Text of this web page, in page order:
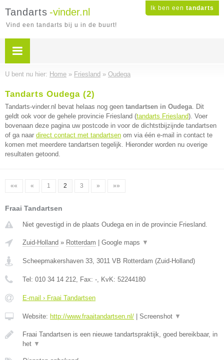
Ik ben een tandarts
Tandarts -vinder.nl
Vind een tandarts bij u in de buurt!
U bent nu hier: Home » Friesland » Oudega
Tandarts Oudega (2)
Tandarts-vinder.nl bevat helaas nog geen tandartsen in Oudega. Dit
geldt ook voor de gehele provincie Friesland (tandarts Friesland). Voer
bovenaan deze pagina uw postcode in voor de dichtstbijzijnde tandartsen
of ga naar direct contact met tandartsen om via één e-mail in contact te
komen met meerdere tandartsen tegelijk. Hieronder worden nu overige
resultaten getoond.
«« « 1 2 3 » »»
Fraai Tandartsen
Niet gevestigd in de plaats Oudega en in de provincie Friesland.
Zuid-Holland » Rotterdam Google maps ▼
Scheepmakershaven 33, 3011 VB Rotterdam (Zuid-Holland)
Tel: 010 34 14 212, Fax: -, KvK: 52244180
E-mail › Fraai Tandartsen
Website: http://www.fraaitandartsen.nl/ Screenshot ▼
Fraai Tandartsen is een nieuwe tandartspraktijk, goed bereikbaar, in
het ▼